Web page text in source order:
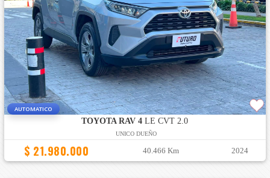
AUTOMATICO
TOYOTA RAV 4 LE CVT 2.0
UNICO DUEÑO
$ 21.980.000 40.466 Km 2024